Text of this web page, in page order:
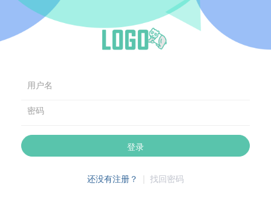
用户名
密码
登录
还没有注册？ | 找回密码